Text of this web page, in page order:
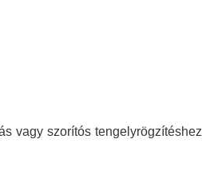
vagy szorítós tengelyrögzítéshez